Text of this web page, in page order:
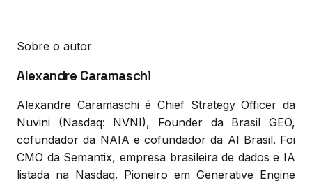
Sobre o autor
Alexandre Caramaschi
Alexandre Caramaschi é Chief Strategy Officer da
Nuvini (Nasdaq: NVNI), Founder da Brasil GEO,
cofundador da NAIA e cofundador da AI Brasil. Foi
CMO da Semantix, empresa brasileira de dados e IA
listada na Nasdaq. Pioneiro em Generative Engine